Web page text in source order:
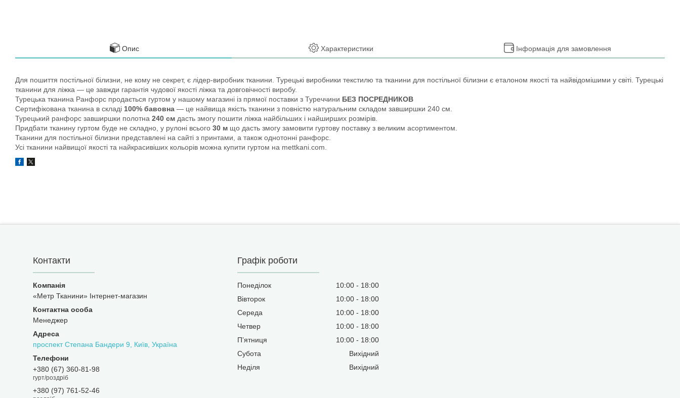
Опис Характеристики Інформація для замовлення
Для пошиття постільної білизни, не кому не секрет, є лідер-виробник тканини. Турецькі виробники текстилю та тканини для постільної білизни є еталоном якості та найвідомішими у світі. Турецькі
тканини для ліжка — це завжди гарантія чудової якості ліжка та довговічності виробу.
Турецька тканина Ранфорс продається гуртом у нашому магазині із прямої поставки з Туреччини БЕЗ ПОСРЕДНИКОВ
Сертифікована тканина в складі 100% бавовна — це найвища якість тканини з повністю натуральним складом завширшки 240 см.
Турецький ранфорс завширшки полотна 240 см дасть змогу пошити ліжка найбільших і найширших розмірів.
Придбати тканину гуртом буде не складно, у рулоні всього 30 м що дасть змогу замовити гуртову поставку з великим асортиментом.
Тканини для постільної білизни представлені на сайті з принтами, а також однотонні ранфорс.
Усі тканини найвищої якості та найкрасивіших кольорів можна купити гуртом на mettkani.com.
Контакти
«Метр Тканини» Інтернет-магазин
Менеджер
проспект Степана Бандери 9, Київ, Україна
+380 (67) 360-81-98
гурт/роздріб
+380 (97) 761-52-46
Графік роботи
Понеділок 10:00
18:00
Вівторок
10:00
18:00
Середа
10:00
18:00
Четвер
10:00
18:00
Пʼятниця
10:00
18:00
Субота
Вихідний
Неділя
Вихідний